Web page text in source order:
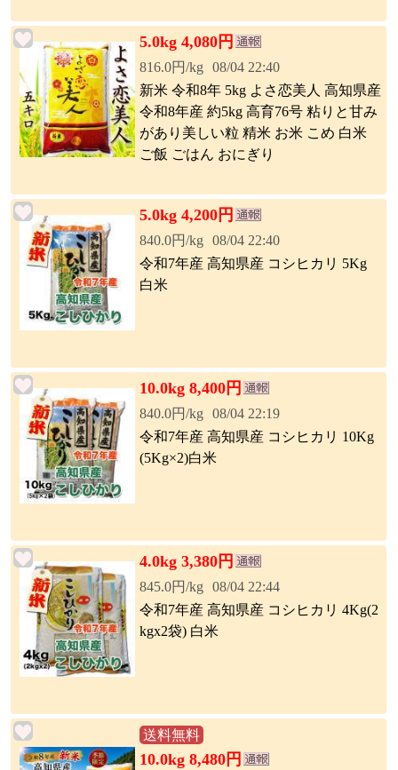
5.0kg 4,080円
816.0円/kg 08/04 22:40
新米 令和8年 5kg よさ恋美人 高知県産
令和8年産 約5kg 高育76号 粘りと甘み
があり美しい粒 精米 お米 こめ 白米
ご飯 ごはん おにぎり
5.0kg 4,200円
840.0円/kg 08/04 22:40
令和7年産 高知県産 コシヒカリ 5Kg
白米
10.0kg 8,400円
840.0円/kg 08/04 22:19
令和7年産 高知県産 コシヒカリ 10Kg
(5Kg×2)白米
4.0kg 3,380円
845.0円/kg 08/04 22:44
令和7年産 高知県産 コシヒカリ 4Kg(2
kgx2袋) 白米
送料無料
10.0kg 8,480円